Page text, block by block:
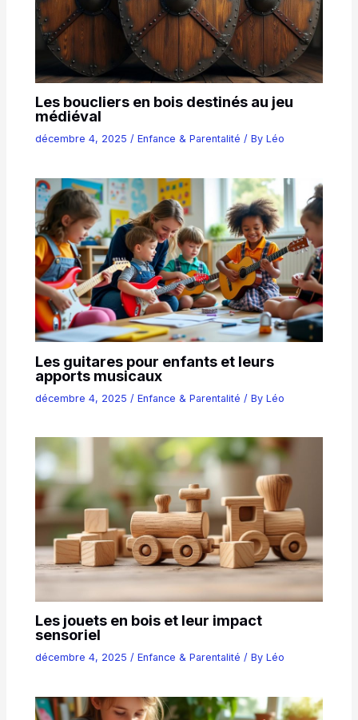
Les boucliers en bois destinés au jeu
médiéval
décembre 4, 2025/Enfance & Parentalité / ByLéo
Les guitares pour enfants et leurs
apports musicaux
décembre 4, 2025 /Enfance & Parentalité / ByLéo
Les jouets en bois et leur impact
sensoriel
décembre 4, 2025/Enfance & Parentalité / ByLéo